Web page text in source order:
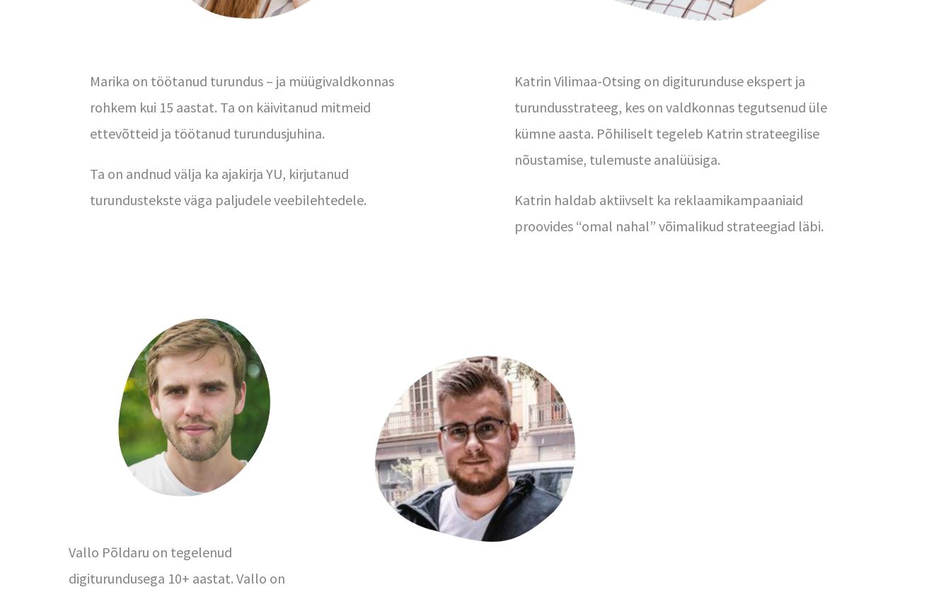
Marika on töötanud turundus – ja müügivaldkonnas
rohkem kui 15 aastat. Ta on käivitanud mitmeid
ettevõtteid ja töötanud turundusjuhina.
Ta on andnud välja ka ajakirja YU, kirjutanud
turundustekste väga paljudele veebilehtedele.
Katrin Vilimaa-Otsing on digiturunduse ekspert ja
turundusstrateeg, kes on valdkonnas tegutsenud üle
kümne aasta. Põhiliselt tegeleb Katrin strateegilise
nõustamise, tulemuste analüüsiga.
Katrin haldab aktiivselt ka reklaamikampaaniaid
proovides “omal nahal” võimalikud strateegiad läbi.
Vallo Põldaru on tegelenud
digiturundusega 10+ aastat. Vallo on